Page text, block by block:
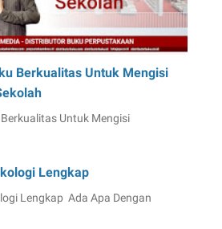
Berkualitas Untuk Mengisi
Untuk Mengisi
Lengkap
Lengkap Ada Apa Dengan